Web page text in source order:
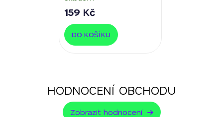
159 Kč
DO KOŠÍKU
HODNOCENÍ OBCHODU
Zobrazit hodnocení